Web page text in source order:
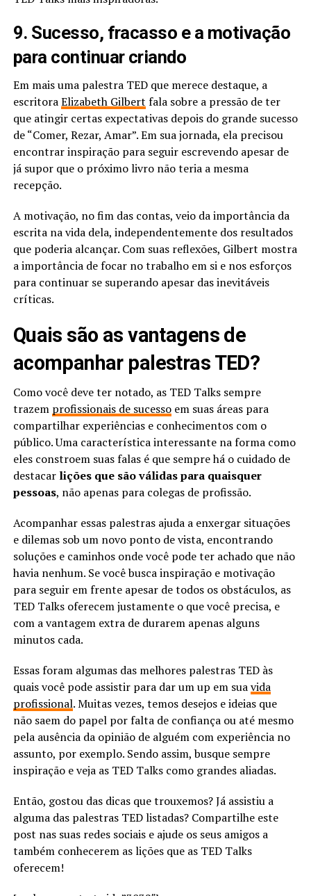
9. Sucesso, fracasso e a motivação
para continuar criando
Em mais uma palestra TED que merece destaque, a
escritoraElizabeth Gilbert fala sobre a pressão de ter
que atingir certas expectativas depois do grande sucesso
de “Comer, Rezar, Amar”. Em sua jornada, ela precisou
encontrar inspiração para seguir escrevendo apesar de
já supor que o próximo livro não teria a mesma
recepção.
A motivação, no fim das contas, veio da importância da
escrita na vida dela, independentemente dos resultados
que poderia alcançar. Com suas reflexões, Gilbert mostra
a importância de focar no trabalho em si e nos esforços
para continuar se superando apesar das inevitáveis
críticas.
Quais são as vantagens de
acompanhar palestras TED?
Como você deve ter notado, as TED Talks sempre
trazem profissionais de sucessoem suas áreas para
compartilhar experiências e conhecimentos com o
público. Uma característica interessante na forma como
eles constroem suas falas é que sempre há o cuidado de
destacar lições que são válidas para quaisquer
pessoas, não apenas para colegas de profissão.
Acompanhar essas palestras ajuda a enxergar situações
e dilemas sob um novo ponto de vista, encontrando
soluções e caminhos onde você pode ter achado que não
havia nenhum. Se você busca inspiração e motivação
para seguir em frente apesar de todos os obstáculos, as
TED Talks oferecem justamente o que você precisa, e
com a vantagem extra de durarem apenas alguns
minutos cada.
Essas foram algumas das melhores palestras TED às
quais você pode assistir para dar um up em suavida
profissional. Muitas vezes, temos desejos e ideias que
não saem do papel por falta de confiança ou até mesmo
pela ausência da opinião de alguém com experiência no
assunto, por exemplo. Sendo assim, busque sempre
inspiração e veja as TED Talks como grandes aliadas.
Então, gostou das dicas que trouxemos? Já assistiu a
alguma das palestras TED listadas? Compartilhe este
post nas suas redes sociais e ajude os seus amigos a
também conhecerem as lições que as TED Talks
oferecem!